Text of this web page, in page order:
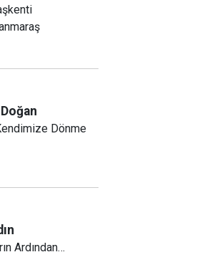
Doğan
Dönme
Ardından…